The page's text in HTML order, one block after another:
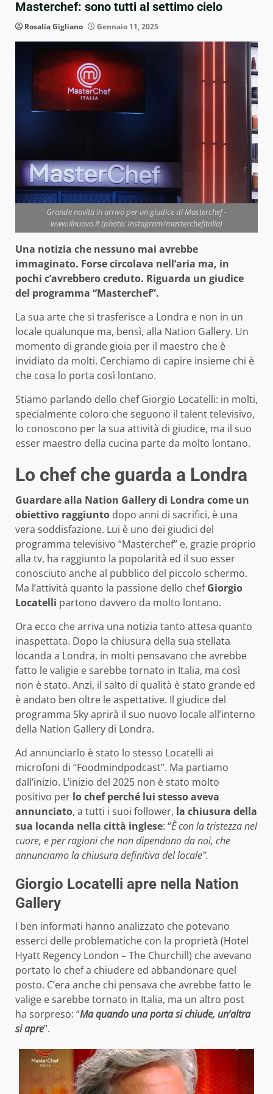
Masterchef: sono tutti al settimo cielo
Rosalia Gigliano Gennaio 11, 2025
Grande novità in arrivo per un giudice di Masterchef -
www.ilnuovo.it (photo: Instagram/masterchefitalia)
Una notizia che nessuno mai avrebbe
immaginato. Forse circolava nell’aria ma, in
pochi c’avrebbero creduto. Riguarda un giudice
del programma “Masterchef”.
La sua arte che si trasferisce a Londra e non in un
locale qualunque ma, bensì, alla Nation Gallery. Un
momento di grande gioia per il maestro che è
invidiato da molti. Cerchiamo di capire insieme chi è
che cosa lo porta così lontano.
Stiamo parlando dello chef Giorgio Locatelli: in molti,
specialmente coloro che seguono il talent televisivo,
lo conoscono per la sua attività di giudice, ma il suo
esser maestro della cucina parte da molto lontano.
Lo chef che guarda a Londra
Guardare alla Nation Gallery di Londra come un
obiettivo raggiunto dopo anni di sacrifici, è una
vera soddisfazione. Lui è uno dei giudici del
programma televisivo “Masterchef” e, grazie proprio
alla tv, ha raggiunto la popolarità ed il suo esser
conosciuto anche al pubblico del piccolo schermo.
Ma l’attività quanto la passione dello chefGiorgio
Locatelli partono davvero da molto lontano.
Ora ecco che arriva una notizia tanto attesa quanto
inaspettata. Dopo la chiusura della sua stellata
locanda a Londra, in molti pensavano che avrebbe
fatto le valigie e sarebbe tornato in Italia, ma così
non è stato. Anzi, il salto di qualità è stato grande ed
è andato ben oltre le aspettative. Il giudice del
programma Sky aprirà il suo nuovo locale all’interno
della Nation Gallery di Londra.
Ad annunciarlo è stato lo stesso Locatelli ai
microfoni di “Foodmindpodcast”. Ma partiamo
dall’inizio. L’inizio del 2025 non è stato molto
positivo per lo chef perché lui stesso aveva
annunciato, a tutti i suoi follower, la chiusura della
sua locanda nella città inglese: “È con la tristezza nel
cuore, e per ragioni che non dipendono da noi, che
annunciamo la chiusura definitiva del locale”.
Giorgio Locatelli apre nella Nation
Gallery
I ben informati hanno analizzato che potevano
esserci delle problematiche con la proprietà (Hotel
Hyatt Regency London – The Churchill) che avevano
portato lo chef a chiudere ed abbandonare quel
posto. C’era anche chi pensava che avrebbe fatto le
valige e sarebbe tornato in Italia, ma un altro post
ha sorpreso: “Ma quando una porta si chiude, un’altra
si apre”.